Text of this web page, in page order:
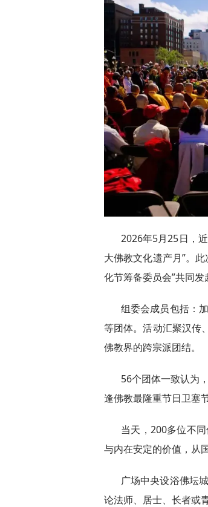
2026年5月25日，
大佛教文化遗产月”。
化节筹备委员会”共同发
组委会成员包括：
等团体。活动汇聚汉传
佛教界的跨宗派团结。
56个团体一致认为
逢佛教最隆重节日卫塞
当天，200多位不
与内在安定的价值，从
广场中央设浴佛坛
论法师、居士、长者或